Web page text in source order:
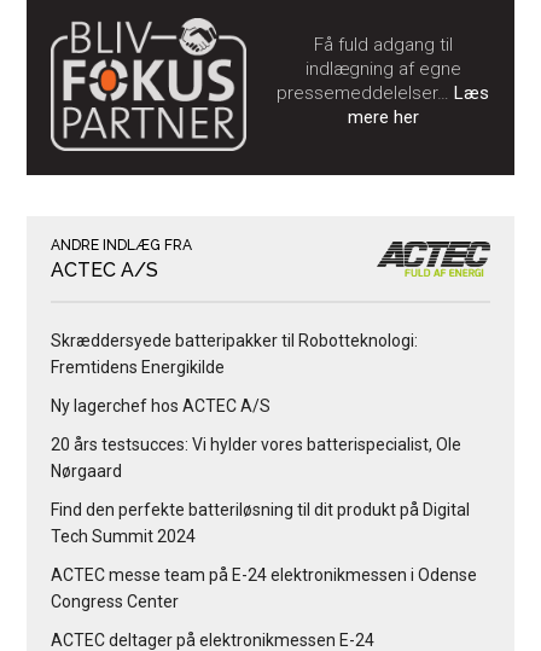
Få fuld adgang til
indlægning af egne
pressemeddelelser…Læs
mere her
ANDRE INDLÆG FRA
ACTEC A/S
Skræddersyede batteripakker til Robotteknologi:
Fremtidens Energikilde
Ny lagerchef hos ACTEC A/S
20 års testsucces: Vi hylder vores batterispecialist, Ole
Nørgaard
Find den perfekte batteriløsning til dit produkt på Digital
Tech Summit 2024
ACTEC messe team på E-24 elektronikmessen i Odense
Congress Center
ACTEC deltager på elektronikmessen E-24